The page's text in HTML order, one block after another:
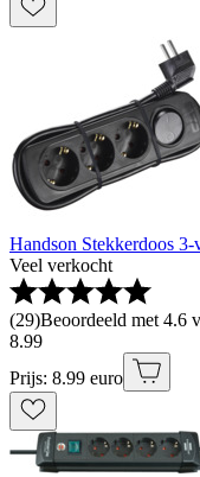
Handson Stekkerdoos
Veel verkocht
(29)Beoordeeld met 4.6
8.99
Prijs: 8.99 euro